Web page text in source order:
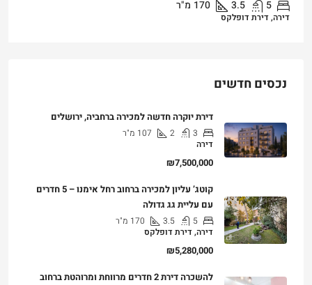
5
3.5
170 מ"ר
דירה, דירת דופלקס
נכסים חדשים
דירת יוקרה חדשה למכירה ברחביה, ירושלים
3
2
107 מ"ר
דירה
₪7,500,000
קוטג’ עליון למכירה ברחוב רחל אימנו – 5 חדרים
עם עליית גג גדולה
5
3.5
170 מ"ר
דירה, דירת דופלקס
₪5,280,000
להשכרה דירת 2 חדרים מרווחת ומרוהטת ברחוב